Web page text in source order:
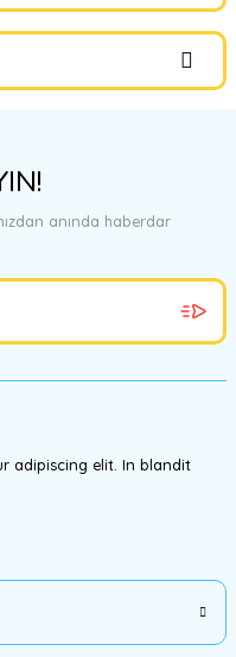
siz yapın!
anında haberdar
adipiscing elit. In blandit